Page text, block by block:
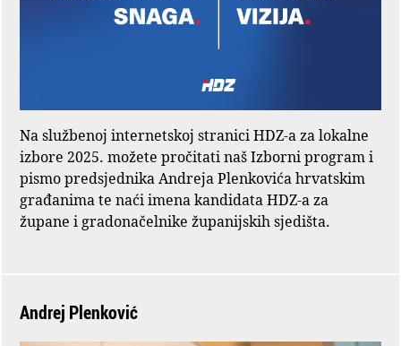
Na službenoj internetskoj stranici HDZ-a za lokalne
izbore 2025. možete pročitati naš Izborni program i
pismo predsjednika Andreja Plenkovića hrvatskim
građanima te naći imena kandidata HDZ-a za
župane i gradonačelnike županijskih sjedišta.
Andrej Plenković